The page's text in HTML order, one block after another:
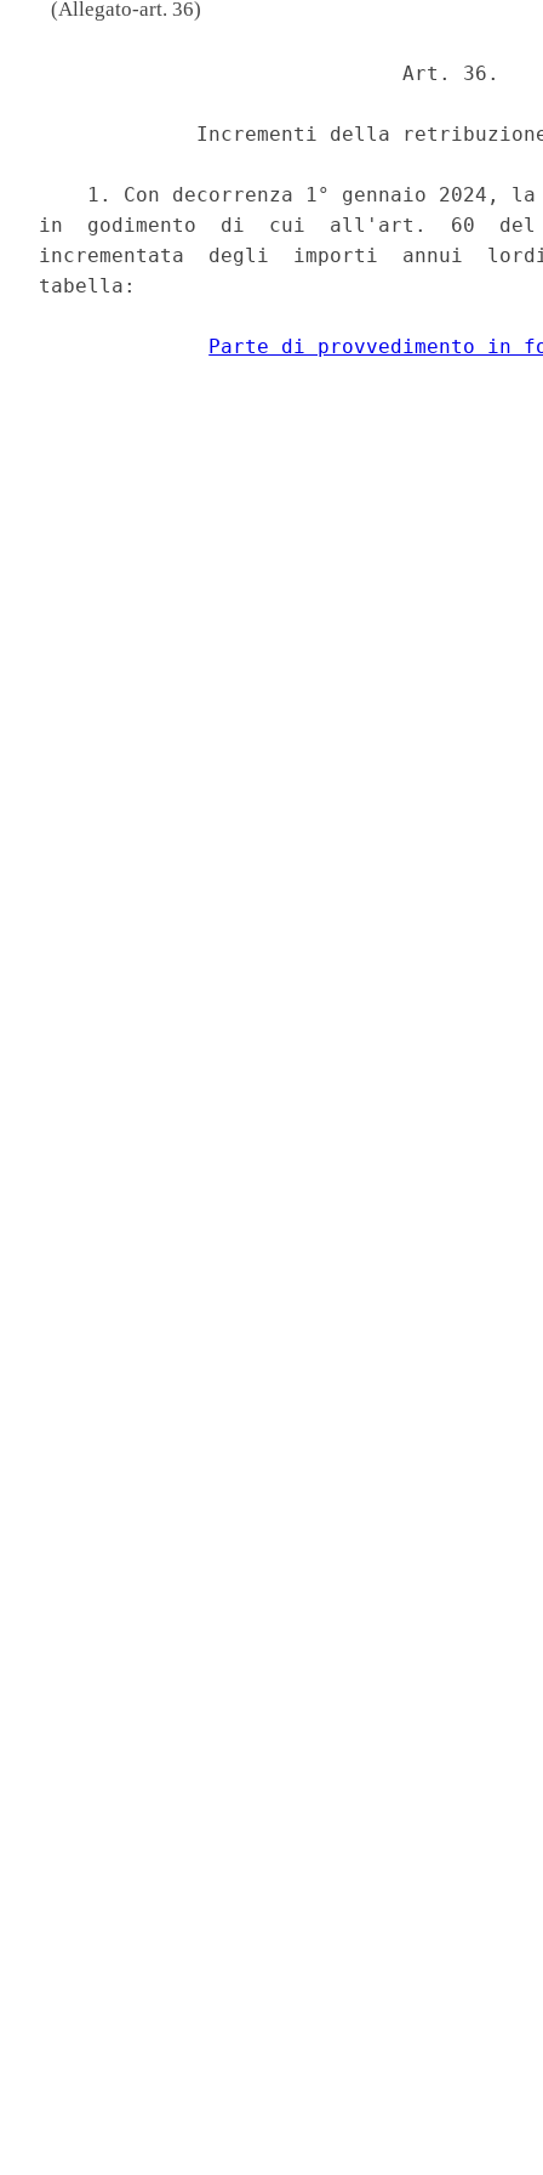
(Allegato-art. 36)
                              Art. 36.
Incrementi della
1. Con decorrenza 1° gennaio 2024,
in  godimento  di  cui  all'art.  60  del
incrementata  degli  importi  annui
tabella:
Parte di provvedimento in